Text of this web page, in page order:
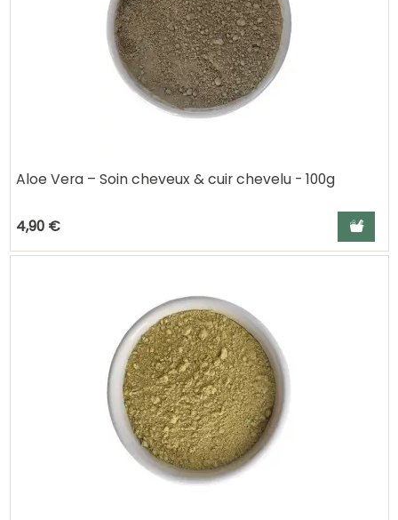
Aloe Vera – Soin cheveux & cuir chevelu - 100g
4,90 € Ajouter